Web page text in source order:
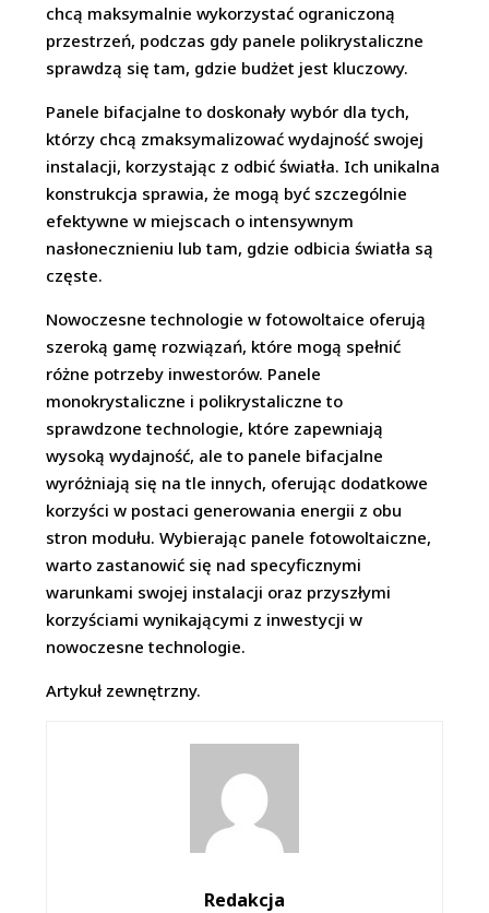
chcą maksymalnie wykorzystać ograniczoną
przestrzeń, podczas gdy panele polikrystaliczne
sprawdzą się tam, gdzie budżet jest kluczowy.
Panele bifacjalne to doskonały wybór dla tych,
którzy chcą zmaksymalizować wydajność swojej
instalacji, korzystając z odbić światła. Ich unikalna
konstrukcja sprawia, że mogą być szczególnie
efektywne w miejscach o intensywnym
nasłonecznieniu lub tam, gdzie odbicia światła są
częste.
Nowoczesne technologie w fotowoltaice oferują
szeroką gamę rozwiązań, które mogą spełnić
różne potrzeby inwestorów. Panele
monokrystaliczne i polikrystaliczne to
sprawdzone technologie, które zapewniają
wysoką wydajność, ale to panele bifacjalne
wyróżniają się na tle innych, oferując dodatkowe
korzyści w postaci generowania energii z obu
stron modułu. Wybierając panele fotowoltaiczne,
warto zastanowić się nad specyficznymi
warunkami swojej instalacji oraz przyszłymi
korzyściami wynikającymi z inwestycji w
nowoczesne technologie.
Artykuł zewnętrzny.
Redakcja